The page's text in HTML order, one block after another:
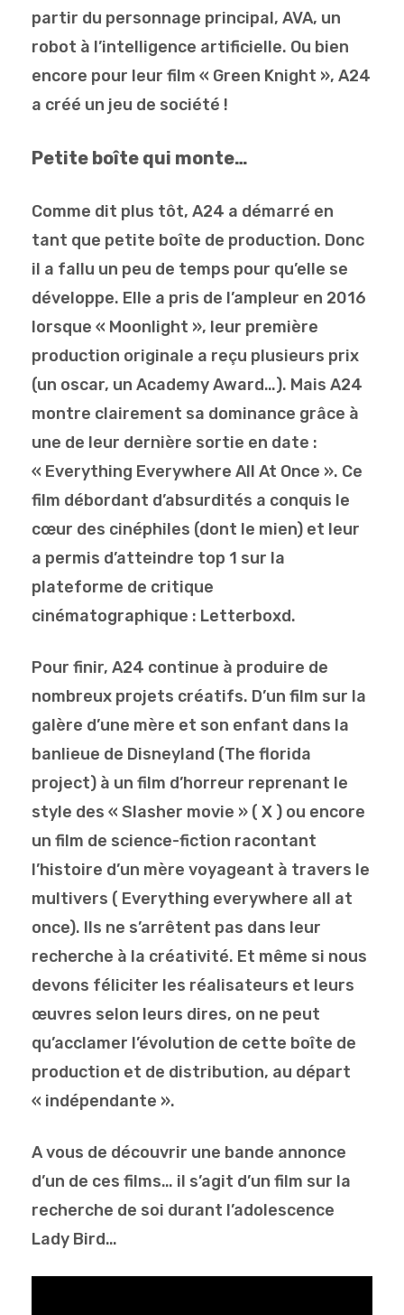
partir du personnage principal, AVA, un
robot à l’intelligence artificielle. Ou bien
encore pour leur film « Green Knight », A24
a créé un jeu de société !
Petite boîte qui monte…
Comme dit plus tôt, A24 a démarré en
tant que petite boîte de production. Donc
il a fallu un peu de temps pour qu’elle se
développe. Elle a pris de l’ampleur en 2016
lorsque « Moonlight », leur première
production originale a reçu plusieurs prix
(un oscar, un Academy Award…). Mais A24
montre clairement sa dominance grâce à
une de leur dernière sortie en date :
« Everything Everywhere All At Once ». Ce
film débordant d’absurdités a conquis le
cœur des cinéphiles (dont le mien) et leur
a permis d’atteindre top 1 sur la
plateforme de critique
cinématographique : Letterboxd.
Pour finir, A24 continue à produire de
nombreux projets créatifs. D’un film sur la
galère d’une mère et son enfant dans la
banlieue de Disneyland (The florida
project) à un film d’horreur reprenant le
style des « Slasher movie » ( X ) ou encore
un film de science-fiction racontant
l’histoire d’un mère voyageant à travers le
multivers ( Everything everywhere all at
once). Ils ne s’arrêtent pas dans leur
recherche à la créativité. Et même si nous
devons féliciter les réalisateurs et leurs
œuvres selon leurs dires, on ne peut
qu’acclamer l’évolution de cette boîte de
production et de distribution, au départ
« indépendante ».
A vous de découvrir une bande annonce
d’un de ces films… il s’agit d’un film sur la
recherche de soi durant l’adolescence
Lady Bird…